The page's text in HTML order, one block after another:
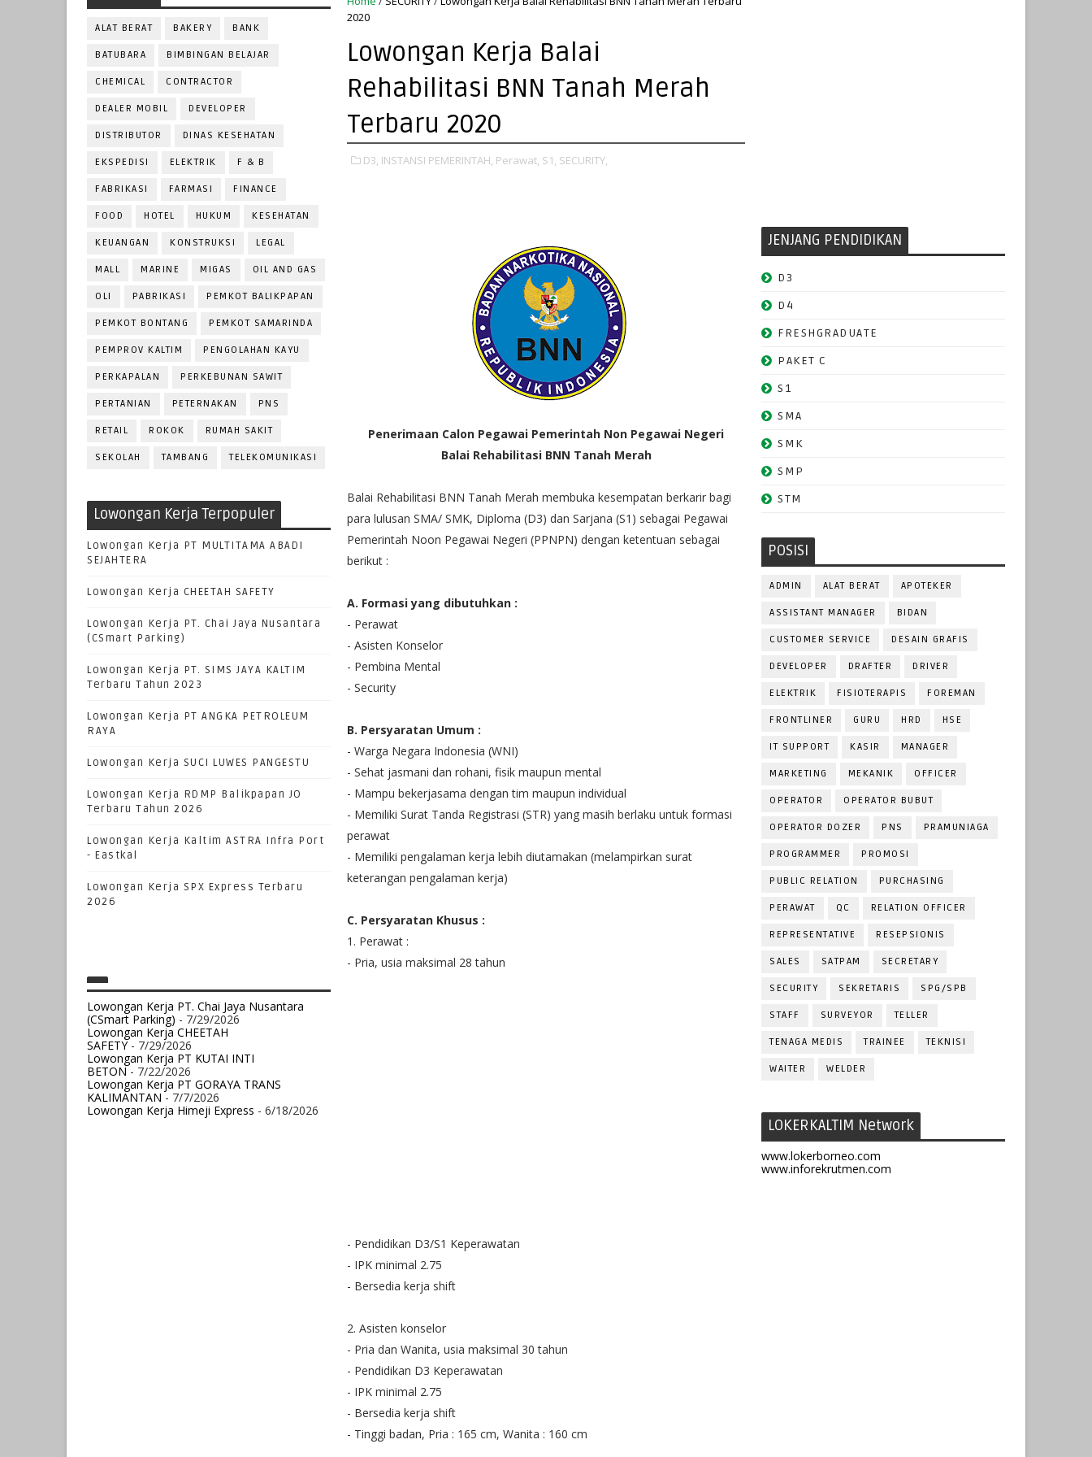
ALAT BERAT BAKERY BANK
BATUBARA BIMBINGAN BELAJAR
CHEMICAL CONTRACTOR
DEALER MOBIL DEVELOPER
DISTRIBUTOR DINAS KESEHATAN
EKSPEDISI ELEKTRIK F & B
FABRIKASI FARMASI FINANCE
FOOD HOTEL HUKUM KESEHATAN
KEUANGAN KONSTRUKSI LEGAL
MALL MARINE MIGAS OIL AND GAS
OLI PABRIKASI PEMKOT BALIKPAPAN
PEMKOT BONTANG PEMKOT SAMARINDA
PEMPROV KALTIM PENGOLAHAN KAYU
PERKAPALAN PERKEBUNAN SAWIT
PERTANIAN PETERNAKAN PNS
RETAIL ROKOK RUMAH SAKIT
SEKOLAH TAMBANG TELEKOMUNIKASI
Lowongan Kerja Terpopuler
Lowongan Kerja PT MULTITAMA ABADI
SEJAHTERA
Lowongan Kerja CHEETAH SAFETY
Lowongan Kerja PT. Chai Jaya Nusantara
(CSmart Parking)
Lowongan Kerja PT. SIMS JAYA KALTIM
Terbaru Tahun 2023
Lowongan Kerja PT ANGKA PETROLEUM
RAYA
Lowongan Kerja SUCI LUWES PANGESTU
Lowongan Kerja RDMP Balikpapan JO
Terbaru Tahun 2026
Lowongan Kerja Kaltim ASTRA Infra Port
- Eastkal
Lowongan Kerja SPX Express Terbaru
2026
Lowongan Kerja PT. Chai Jaya Nusantara
(CSmart Parking) - 7/29/2026
Lowongan Kerja CHEETAH
SAFETY- 7/29/2026
Lowongan Kerja PT KUTAI INTI
BETON- 7/22/2026
Lowongan Kerja PT GORAYA TRANS
KALIMANTAN- 7/7/2026
Lowongan Kerja Himeji Express - 6/18/2026
2020
Lowongan Kerja Balai
Rehabilitasi BNN Tanah Merah
Terbaru 2020
D3, INSTANSI PEMERINTAH, Perawat, S1, SECURITY,
Penerimaan Calon Pegawai Pemerintah Non Pegawai Negeri
Balai Rehabilitasi BNN Tanah Merah
Balai Rehabilitasi BNN Tanah Merah membuka kesempatan berkarir bagi
para lulusan SMA/ SMK, Diploma (D3) dan Sarjana (S1) sebagai Pegawai
Pemerintah Noon Pegawai Negeri (PPNPN) dengan ketentuan sebagai
berikut :
A. Formasi yang dibutuhkan :
- Perawat
- Asisten Konselor
- Pembina Mental
- Security
B. Persyaratan Umum :
- Warga Negara Indonesia (WNI)
- Sehat jasmani dan rohani, fisik maupun mental
- Mampu bekerjasama dengan tim maupun individual
- Memiliki Surat Tanda Registrasi (STR) yang masih berlaku untuk formasi
perawat
- Memiliki pengalaman kerja lebih diutamakan (melampirkan surat
keterangan pengalaman kerja)
C. Persyaratan Khusus :
1. Perawat :
- Pria, usia maksimal 28 tahun
- Pendidikan D3/S1 Keperawatan
- IPK minimal 2.75
- Bersedia kerja shift
2. Asisten konselor
- Pria dan Wanita, usia maksimal 30 tahun
- Pendidikan D3 Keperawatan
- IPK minimal 2.75
- Bersedia kerja shift
- Tinggi badan, Pria : 165 cm, Wanita : 160 cm
JENJANG PENDIDIKAN
D3
D4
FRESHGRADUATE
PAKET C
S1
SMA
SMK
SMP
STM
POSISI
ADMIN ALAT BERAT APOTEKER
ASSISTANT MANAGER BIDAN
CUSTOMER SERVICE DESAIN GRAFIS
DEVELOPER DRAFTER DRIVER
ELEKTRIK FISIOTERAPIS FOREMAN
FRONTLINER GURU HRD HSE
IT SUPPORT KASIR MANAGER
MARKETING MEKANIK OFFICER
OPERATOR OPERATOR BUBUT
OPERATOR DOZER PNS PRAMUNIAGA
PROGRAMMER PROMOSI
PUBLIC RELATION PURCHASING
PERAWAT QC RELATION OFFICER
REPRESENTATIVE RESEPSIONIS
SALES SATPAM SECRETARY
SECURITY SEKRETARIS SPG/SPB
STAFF SURVEYOR TELLER
TENAGA MEDIS TRAINEE TEKNISI
WAITER WELDER
LOKERKALTIM Network
www.lokerborneo.com
www.inforekrutmen.com